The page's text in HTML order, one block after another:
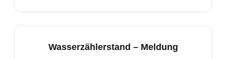
Wasserzählerstand – Meldung